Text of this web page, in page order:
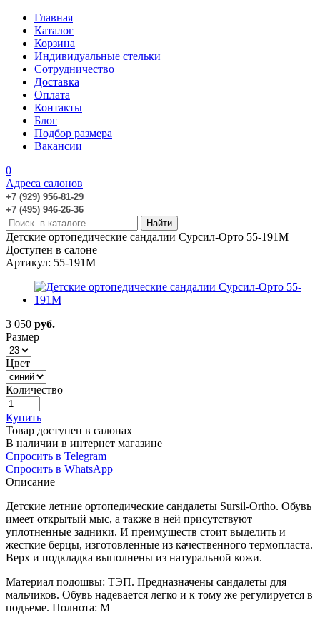
Главная
Каталог
Корзина
Индивидуальные стельки
Сотрудничество
Доставка
Оплата
Контакты
Блог
Подбор размера
Вакансии
0
Адреса салонов
+7 (929) 956-81-29
+7 (495) 946-26-36
Детские ортопедические сандалии Сурсил-Орто 55-191M
Доступен в салоне
Артикул: 55-191M
3 050 руб.
Размер
Цвет
Количество
Купить
Товар доступен в салонах
В наличии в интернет магазине
Спросить в Telegram
Спросить в WhatsApp
Описание
Детские летние ортопедические сандалеты Sursil-Ortho. Обувь
имеет открытый мыс, а также в ней присутствуют
уплотненные задники. И преимуществ стоит выделить и
жесткие берцы, изготовленные из качественного термопласта.
Верх и подкладка выполнены из натуральной кожи.
Материал подошвы: ТЭП. Предназначены сандалеты для
мальчиков. Обувь надевается легко и к тому же регулируется в
подъеме. Полнота: M